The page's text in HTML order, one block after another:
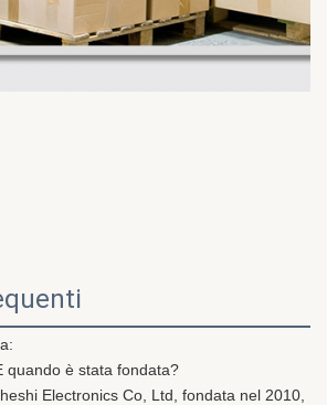
quando è stata fondata?
Electronics Co, Ltd, fondata nel 2010,